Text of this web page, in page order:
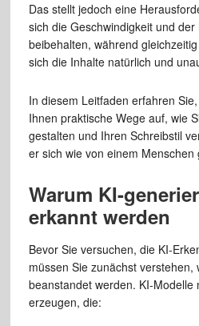
Das stellt jedoch eine
sich die Geschwindigkeit und der
beibehalten, während
sich die Inhalte natürlich und
In diesem Leitfaden erfahren
Ihnen praktische Wege auf, wie
gestalten und Ihren Schreibstil
er sich wie von einem Menschen
Warum KI-
erkannt werden
Bevor Sie versuchen, die KI-
müssen Sie zunächst
beanstandet werden. KI-Modelle
erzeugen, die: